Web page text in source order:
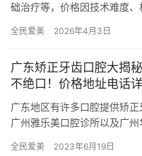
础治疗等，价格因技术难度
程…
全民爱美 2026年4月3日
广东矫正牙齿口腔大揭
不绝口！价格地址电话详
广东地区有许多口腔提供矫正
广州雅乐美口腔诊所以及广
全民爱美 2023年6月19日